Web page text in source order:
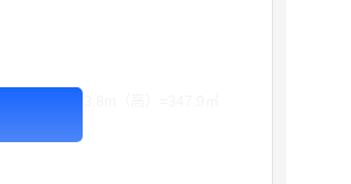
（宽）×23.8m（高）=347.9㎡